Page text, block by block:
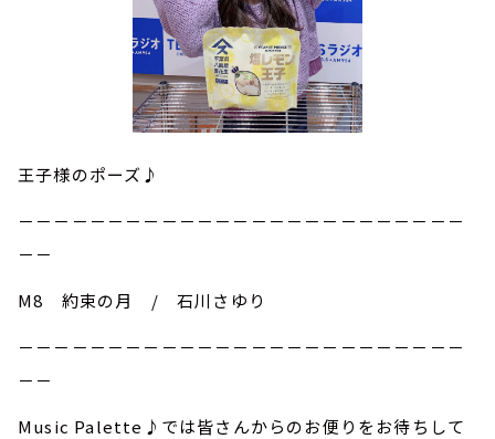
王子様のポーズ♪
－－－－－－－－－－－－－－－－－－－－－－－－－
－－
M8 約束の月 / 石川さゆり
－－－－－－－－－－－－－－－－－－－－－－－－－
－－
Music Palette♪では皆さんからのお便りをお待ちして